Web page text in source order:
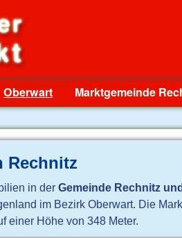
Oberwart Marktgemeinde
Rechnitz
in der Gemeinde Rechnitz
im Bezirk Oberwart. Die
einer Höhe von 348 Meter.